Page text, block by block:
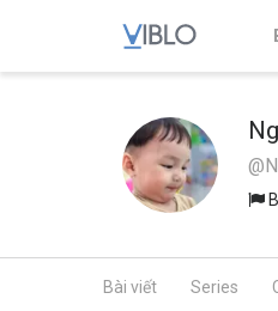
Bài viết Series